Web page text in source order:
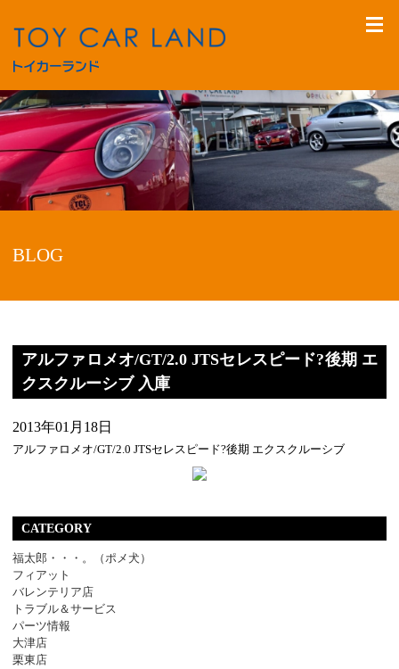
BLOG
アルファロメオ/GT/2.0 JTSセレスピード?後期 エ
クスクルーシブ 入庫
2013年01月18日
アルファロメオ/GT/2.0 JTSセレスピード?後期 エクスクルーシブ
CATEGORY
福太郎・・・。（ポメ犬）
フィアット
バレンテリア店
トラブル＆サービス
パーツ情報
大津店
栗東店